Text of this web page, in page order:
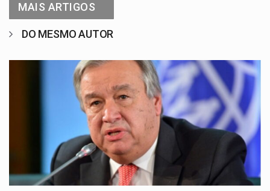
MAIS ARTIGOS
DO MESMO AUTOR